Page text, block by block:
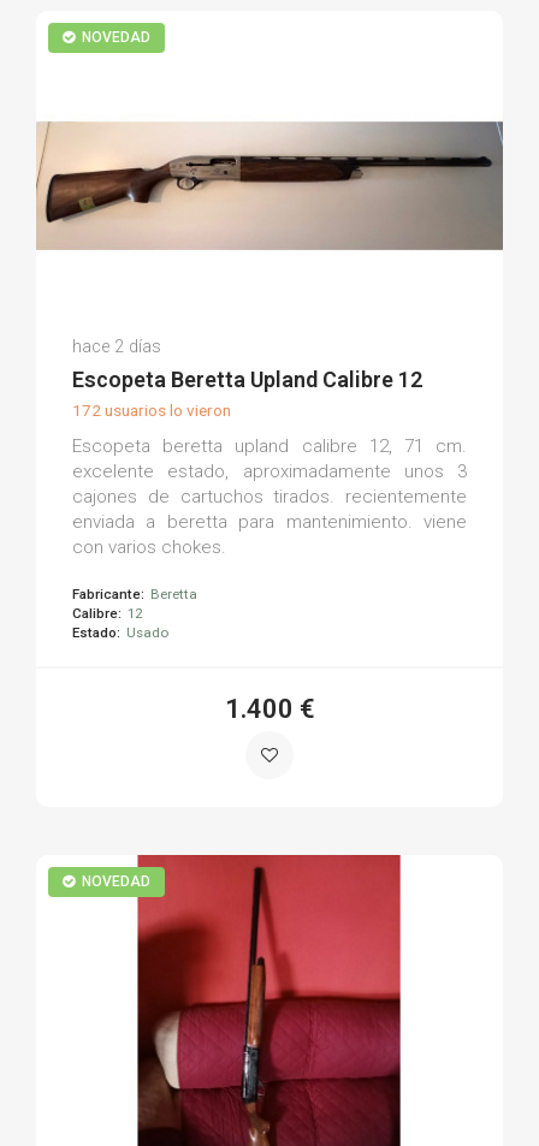
NOVEDAD
Diego G.
(0)
hace 2 días
Escopeta Beretta Upland Calibre 12
172 usuarios lo vieron
Escopeta beretta upland calibre 12, 71 cm.
excelente estado, aproximadamente unos 3
cajones de cartuchos tirados. recientemente
enviada a beretta para mantenimiento. viene
con varios chokes.
Fabricante: Beretta
Calibre: 12
Estado: Usado
1.400 €
NOVEDAD